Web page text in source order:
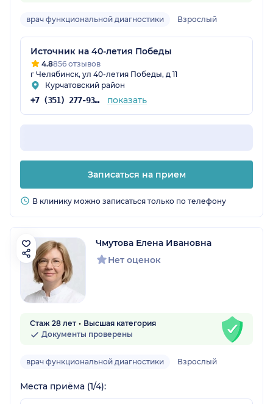
врач функциональной диагностики Взрослый
Источник на 40-летия Победы
4.8856 отзывов
г Челябинск, ул 40-летия Победы, д 11
Курчатовский район
+7 (351) 277-93-31 показать
Записаться на прием
В клинику можно записаться только по телефону
Чмутова Елена Ивановна
Нет оценок
Стаж 28 лет
Высшая категория
Документы проверены
врач функциональной диагностики Взрослый
Места приёма (1/4):